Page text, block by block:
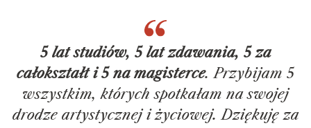
5 lat studiów, 5 lat zdawania, 5 za
całokształt i 5 na magisterce. Przybijam 5
wszystkim, których spotkałam na swojej
drodze artystycznej i życiowej. Dziękuję za